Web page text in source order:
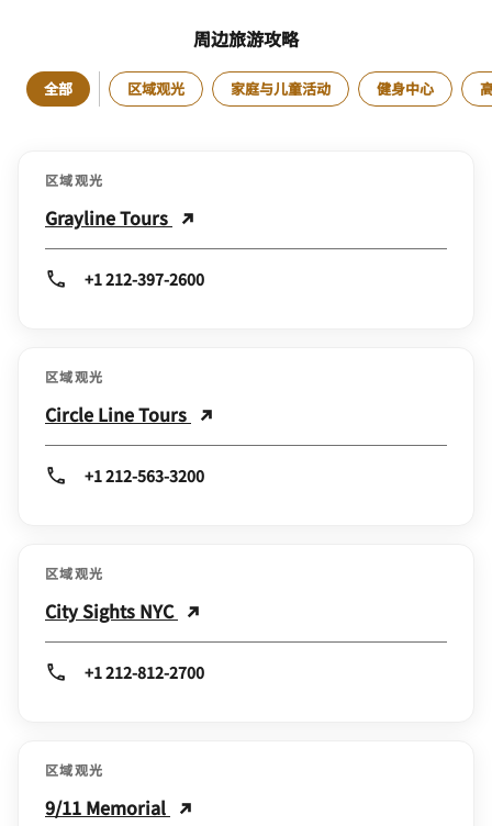
周边旅游攻略
全部 区域观光 家庭与儿童活动 健身中心
区域观光
Grayline Tours
+1 212-397-2600
区域观光
Circle Line Tours
+1 212-563-3200
区域观光
City Sights NYC
+1 212-812-2700
区域观光
9/11 Memorial